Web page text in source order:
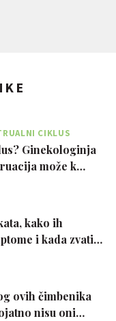
CIKLUS
Ginekologinja
može k…
kako ih
i kada zvati…
ovih čimbenika
nisu oni…